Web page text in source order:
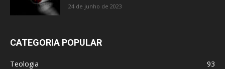
24 de junho de 2023
CATEGORIA POPULAR
Teologia
93